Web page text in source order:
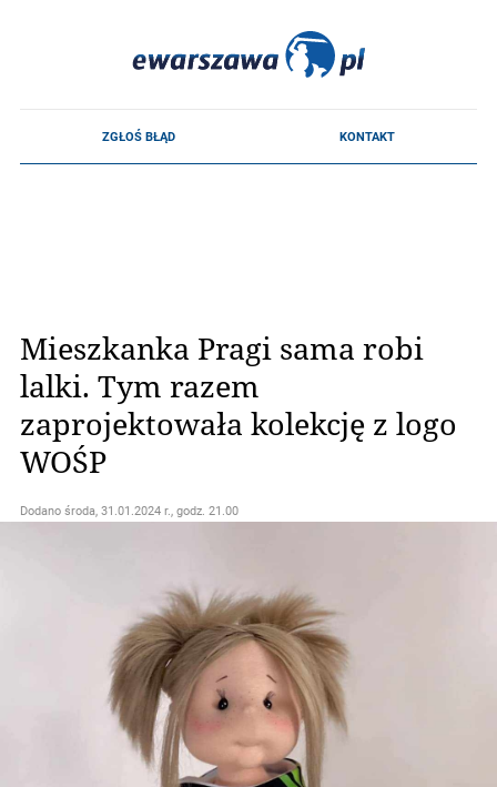
Mieszkanka Pragi sama robi
lalki. Tym razem
zaprojektowała kolekcję z logo
WOŚP
Dodano środa, 31.01.2024 r., godz. 21.00